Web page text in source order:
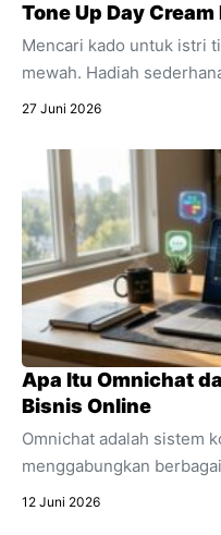
Tone Up Day
Mencari kado untuk istri
mewah. Hadiah
skincare sering kali jauh
dijadikan kado spesial
27 Juni 2026
Apa Itu Omnichat
Bisnis Online
Omnichat adalah sistem
menggabungkan
Instagram, dan live chat
12 Juni 2026